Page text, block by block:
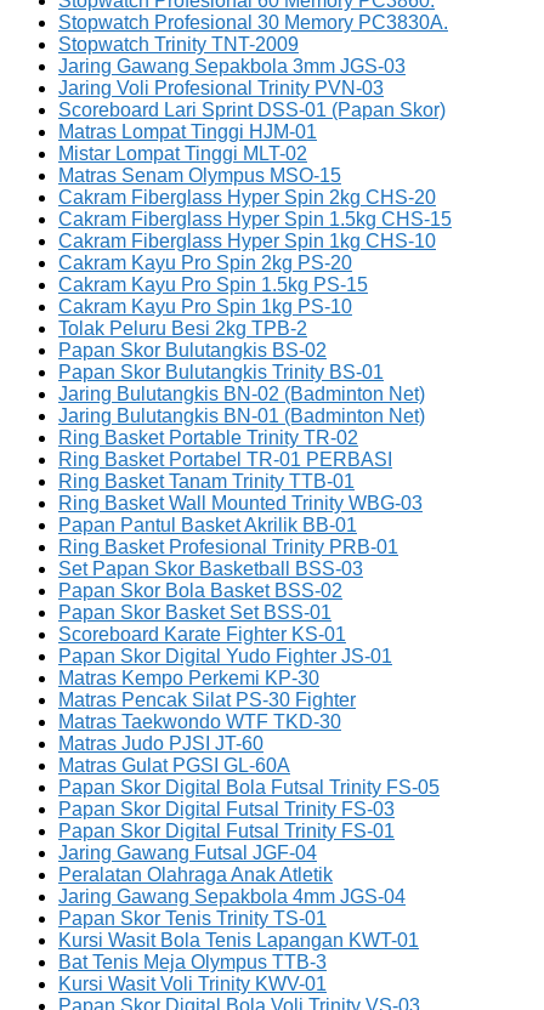
Stopwatch Profesional 30 Memory PC3830A.
Stopwatch Trinity TNT-2009
Jaring Gawang Sepakbola 3mm JGS-03
Jaring Voli Profesional Trinity PVN-03
Scoreboard Lari Sprint DSS-01 (Papan Skor)
Matras Lompat Tinggi HJM-01
Mistar Lompat Tinggi MLT-02
Matras Senam Olympus MSO-15
Cakram Fiberglass Hyper Spin 2kg CHS-20
Cakram Fiberglass Hyper Spin 1.5kg CHS-15
Cakram Fiberglass Hyper Spin 1kg CHS-10
Cakram Kayu Pro Spin 2kg PS-20
Cakram Kayu Pro Spin 1.5kg PS-15
Cakram Kayu Pro Spin 1kg PS-10
Tolak Peluru Besi 2kg TPB-2
Papan Skor Bulutangkis BS-02
Papan Skor Bulutangkis Trinity BS-01
Jaring Bulutangkis BN-02 (Badminton Net)
Jaring Bulutangkis BN-01 (Badminton Net)
Ring Basket Portable Trinity TR-02
Ring Basket Portabel TR-01 PERBASI
Ring Basket Tanam Trinity TTB-01
Ring Basket Wall Mounted Trinity WBG-03
Papan Pantul Basket Akrilik BB-01
Ring Basket Profesional Trinity PRB-01
Set Papan Skor Basketball BSS-03
Papan Skor Bola Basket BSS-02
Papan Skor Basket Set BSS-01
Scoreboard Karate Fighter KS-01
Papan Skor Digital Yudo Fighter JS-01
Matras Kempo Perkemi KP-30
Matras Pencak Silat PS-30 Fighter
Matras Taekwondo WTF TKD-30
Matras Judo PJSI JT-60
Matras Gulat PGSI GL-60A
Papan Skor Digital Bola Futsal Trinity FS-05
Papan Skor Digital Futsal Trinity FS-03
Papan Skor Digital Futsal Trinity FS-01
Jaring Gawang Futsal JGF-04
Peralatan Olahraga Anak Atletik
Jaring Gawang Sepakbola 4mm JGS-04
Papan Skor Tenis Trinity TS-01
Kursi Wasit Bola Tenis Lapangan KWT-01
Bat Tenis Meja Olympus TTB-3
Kursi Wasit Voli Trinity KWV-01